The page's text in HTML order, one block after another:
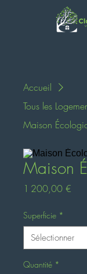
Accueil
Tous les
Maison
Maison
1 200,00 €
Superficie *
Quantité *